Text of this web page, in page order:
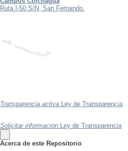
Ruta I-50 S/N, San Fernando.
Transparencia activa Ley de Transparencia
Solicitar información Ley de Transparencia
Acerca de este Repositorio